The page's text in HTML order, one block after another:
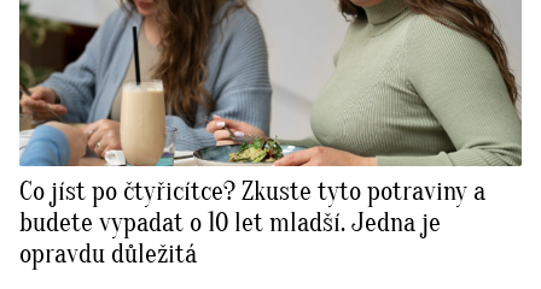
Co jíst po čtyřicítce? Zkuste tyto potraviny a
budete vypadat o 10 let mladší. Jedna je
opravdu důležitá